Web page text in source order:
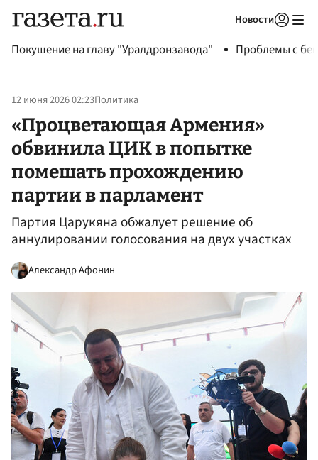
Новости
Покушение на главу "Уралдронзавода" Проблемы с
12 июня 2026 02:23Политика
«Процветающая Армения»
обвинила ЦИК в попытке
помешать прохождению
партии в парламент
Партия Царукяна обжалует решение об
аннулировании голосования на двух участках
Александр Афонин